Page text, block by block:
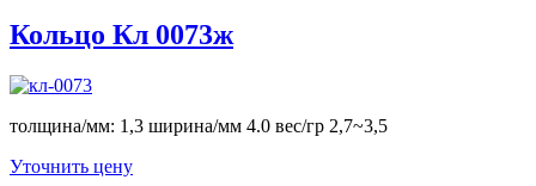
Кольцо Кл 0073ж
толщина/мм: 1,3 ширина/мм 4.0 вес/гр 2,7~3,5
Уточнить цену